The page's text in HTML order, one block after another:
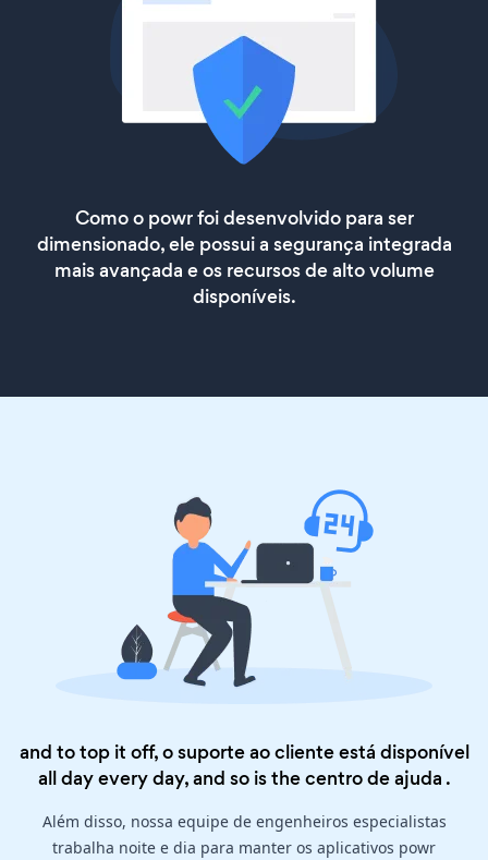
Como o powr foi desenvolvido para ser
dimensionado, ele possui a segurança integrada
mais avançada e os recursos de alto volume
disponíveis.
and to top it off, o suporte ao cliente está disponível
all day every day, and so is thecentro de ajuda .
Além disso, nossa equipe de engenheiros especialistas
trabalha noite e dia para manter os aplicativos powr